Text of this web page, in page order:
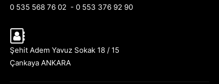
0 535 568 76 02 - 0 553 376 92 90
Şehit Adem Yavuz Sokak 18 / 15
Çankaya ANKARA